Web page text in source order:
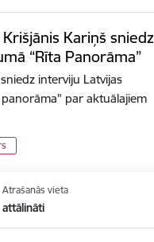
Kariņš sniedz
“Rīta Panorāma”
interviju Latvijas
par aktuālajiem
Atrašanās vieta
attālināti